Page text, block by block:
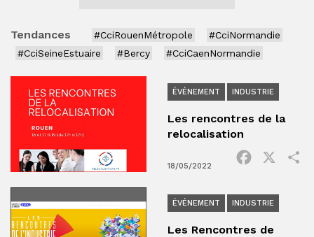
Tendances #CciRouenMétropole
#CciNormandie
#CciSeineEstuaire
#Bercy #CciCaenNormandie
ÉVÉNEMENT INDUSTRIE
Les rencontres de la
relocalisation
18/05/2022
Facebook
ÉVÉNEMENT INDUSTRIE
Les Rencontres de